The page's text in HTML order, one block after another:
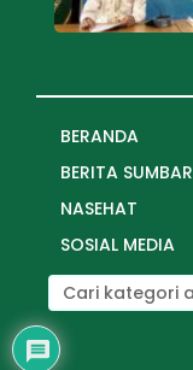
BERANDA
BERITA SUMBAR
NASEHAT
SOSIAL MEDIA